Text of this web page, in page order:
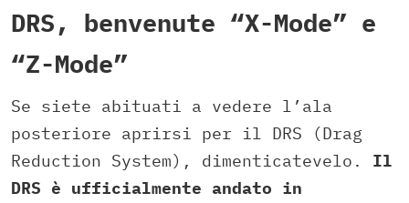
DRS, benvenute “X-Mode” e
“Z-Mode”
Se siete abituati a vedere l’ala
posteriore aprirsi per il DRS (Drag
Reduction System), dimenticatevelo. Il
DRS è ufficialmente andato in